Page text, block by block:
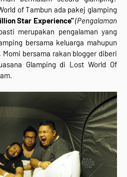
of Tambun ada pakej glamping
Star Experience"(Pengalaman
merupakan pengalaman yang
bersama keluarga mahupun
bersama rakan blogger diberi
Glamping di Lost World Of